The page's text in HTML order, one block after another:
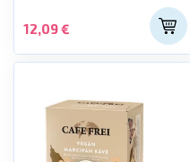
12,09 €